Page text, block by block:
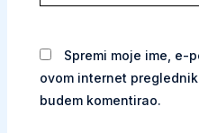
Spremi moje ime, e-
ovom internet
budem komentirao.